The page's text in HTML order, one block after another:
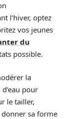
l’hiver, optez
vos jeunes
du
possible.
la
pour
le tailler,
sa forme